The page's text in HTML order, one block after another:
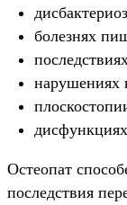
болезнях
нарушениях
Остеопат
последствия